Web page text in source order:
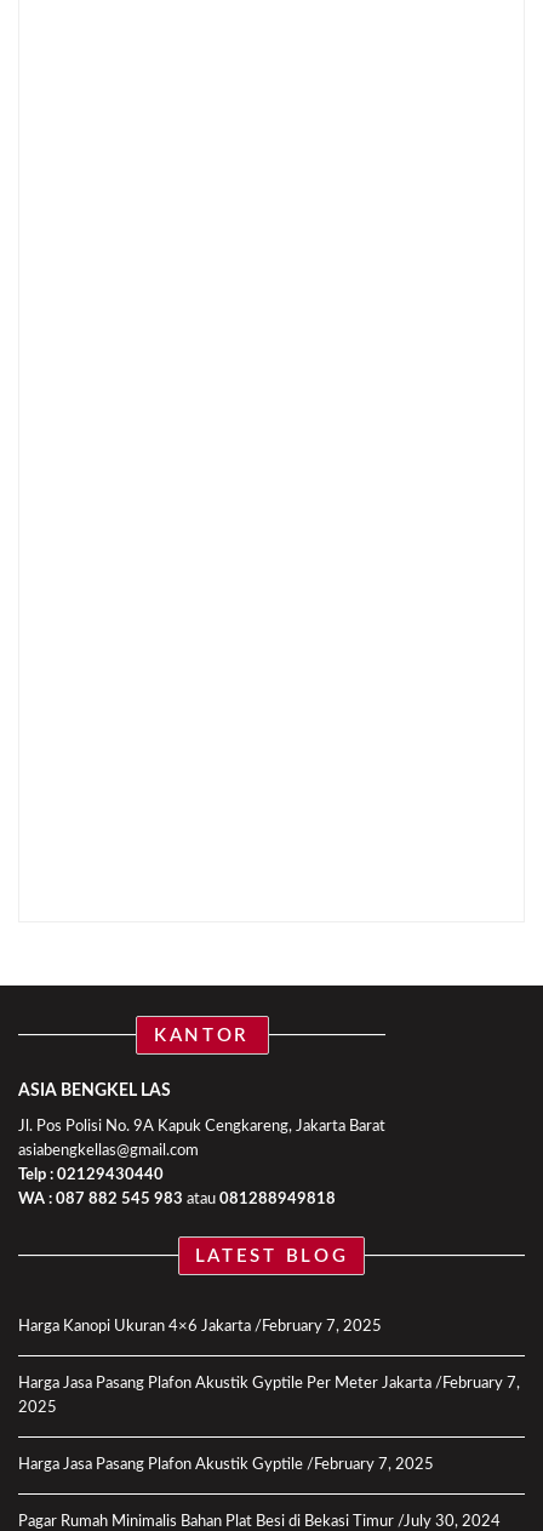
KANTOR
ASIA BENGKEL LAS
Jl. Pos Polisi No. 9A Kapuk Cengkareng, Jakarta Barat
asiabengkellas@gmail.com
Telp : 02129430440
WA : 087 882 545 983 atau 081288949818
LATEST BLOG
Harga Kanopi Ukuran 4×6 Jakarta February 7, 2025
Harga Jasa Pasang Plafon Akustik Gyptile Per Meter Jakarta
February 7,
2025
Harga Jasa Pasang Plafon Akustik Gyptile February 7, 2025
Pagar Rumah Minimalis Bahan Plat Besi di Bekasi Timur July 30, 2024